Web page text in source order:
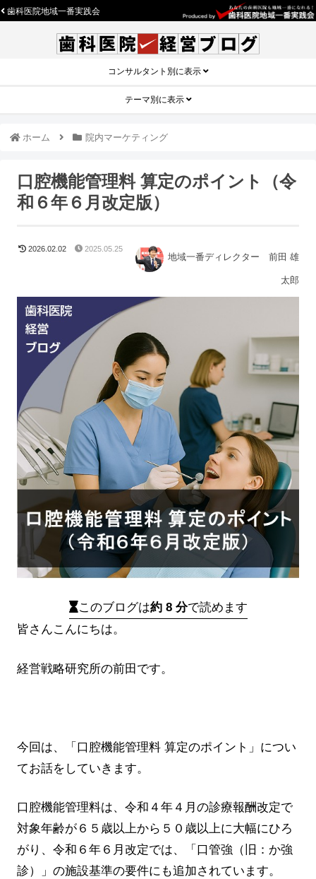
歯科医院地域一番実践会
コンサルタント別に表示
テーマ別に表示
ホーム 院内マーケティング
口腔機能管理料 算定のポイント（令
和６年６月改定版）
2026.02.02 2025.05.25
地域一番ディレクター 前田 雄
太郎
このブログは約 8 分で読めます
皆さんこんにちは。
経営戦略研究所の前田です。
今回は、「口腔機能管理料 算定のポイント」につい
てお話をしていきます。
口腔機能管理料は、令和４年４月の診療報酬改定で
対象年齢が６５歳以上から５０歳以上に大幅にひろ
がり、令和６年６月改定では、「口管強（旧：か強
診）」の施設基準の要件にも追加されています。